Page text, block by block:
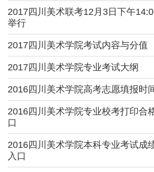
2017四川美术联考12月3日下午
举行
2017四川美术学院考试内容与分值
2017四川美术学院专业考试大纲
2016四川美术学院高考志愿填报时
2016四川美术学院专业校考打印合
口
2016四川美术学院本科专业考试成
入口